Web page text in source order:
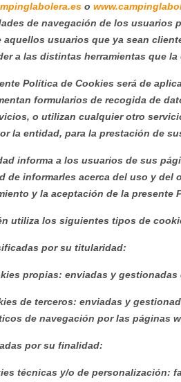
o
de navegación de los usuarios
aquellos usuarios que ya sean
a las distintas herramientas que
Política de Cookies será de
formularios de recogida de
o utilizan cualquier otro
la entidad, para la prestación de
informa a los usuarios de sus
de informarles acerca del uso y del
y la aceptación de la presente
utiliza los siguientes tipos de
por su titularidad:
propias: enviadas y gestionadas
de terceros: enviadas y
de navegación por las páginas
por su finalidad:
técnicas y/o de personalización: